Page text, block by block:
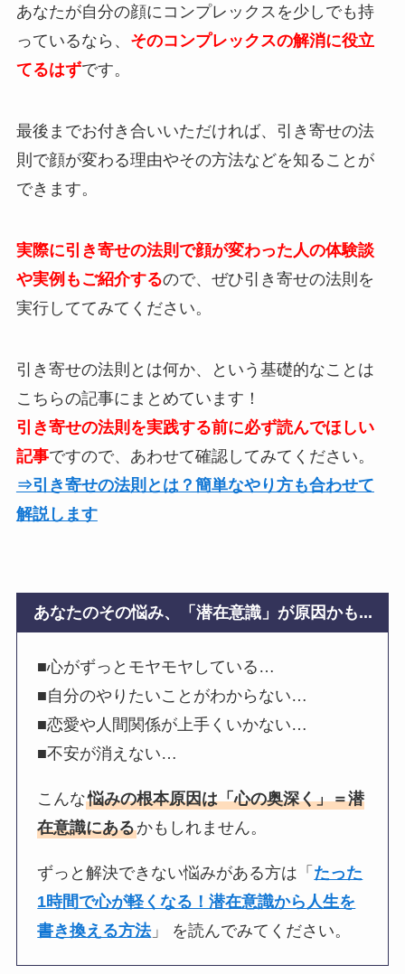
あなたが自分の顔にコンプレックスを少しでも持
っているなら、 そのコンプレックスの解消に役立
てるはずです。
最後までお付き合いいただければ、引き寄せの法
則で顔が変わる理由やその方法などを知ることが
できます。
実際に引き寄せの法則で顔が変わった人の体験談
や実例もご紹介するので、ぜひ引き寄せの法則を
実行しててみてください。
引き寄せの法則とは何か、という基礎的なことは
こちらの記事にまとめています！
引き寄せの法則を実践する前に必ず読んでほしい
記事ですので、あわせて確認してみてください。
⇒引き寄せの法則とは？簡単なやり方も合わせて
解説します
あなたのその悩み、「潜在意識」が原因かも...
■心がずっとモヤモヤしている…
■自分のやりたいことがわからない…
■恋愛や人間関係が上手くいかない…
■不安が消えない…
こんな悩みの根本原因は「心の奥深く」＝潜
在意識にあるかもしれません。
ずっと解決できない悩みがある方は「 たった
1時間で心が軽くなる！潜在意識から人生を
書き換える方法」 を読んでみてください。